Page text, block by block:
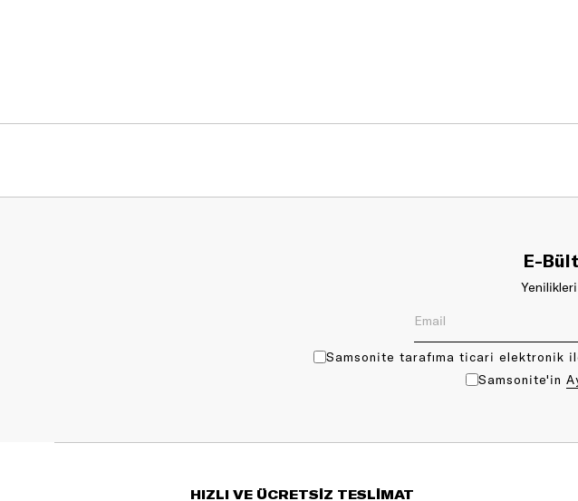
E-
Yenilikleri
Samsonite tarafıma ticari elektronik
Samsonite'in
HIZLI VE ÜCRETSİZ TESLİMAT